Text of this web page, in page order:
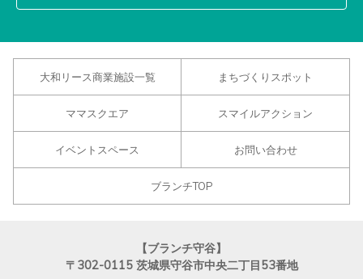
大和リース商業施設一覧 まちづくりスポット
ママスクエア スマイルアクション
イベントスペース お問い合わせ
ブランチTOP
【ブランチ守谷】
〒302-0115 茨城県守谷市中央二丁目53番地